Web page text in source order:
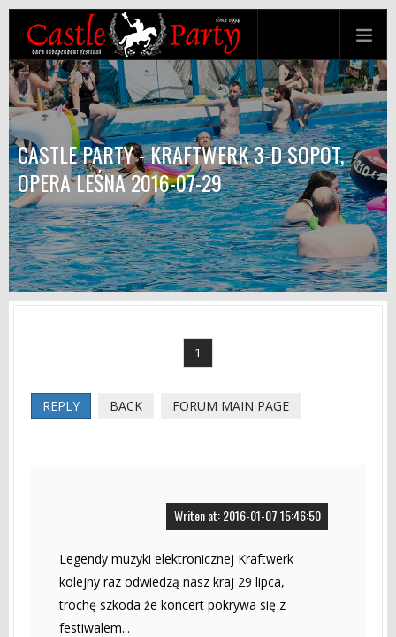
CASTLE PARTY - KRAFTWERK 3-D SOPOT,
OPERA LEŚNA 2016-07-29
1
REPLY BACK FORUM MAIN PAGE
Writen at: 2016-01-07 15:46:50
Legendy muzyki elektronicznej Kraftwerk
kolejny raz odwiedzą nasz kraj 29 lipca,
trochę szkoda że koncert pokrywa się z
festiwalem...